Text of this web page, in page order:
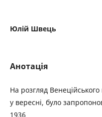
Юлій Швець
Анотація
На розгляд
у вересні, було
1936